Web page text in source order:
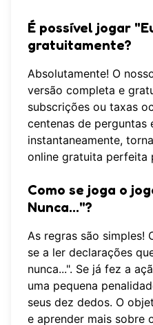
É possível jogar
gratuitamente?
Absolutamente! O
versão completa e
subscrições ou taxas
centenas de perguntas
instantaneamente,
online gratuita perfeita
Como se joga o
Nunca..."?
As regras são simples!
se a ler declarações
nunca...". Se já fez a
uma pequena
seus dez dedos. O
e aprender mais sobre